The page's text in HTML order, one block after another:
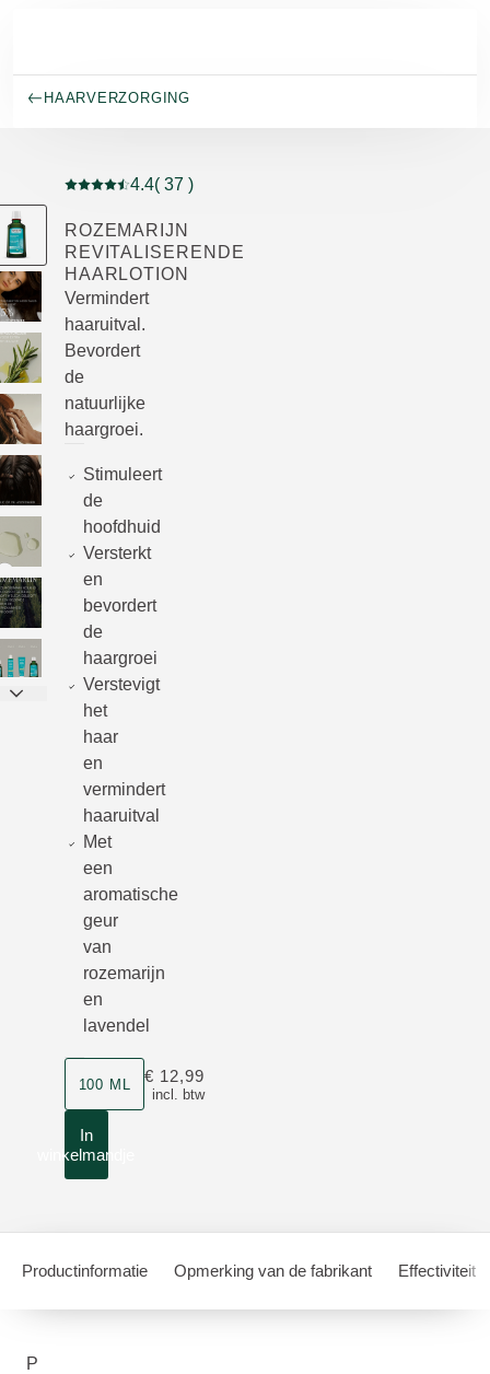
HAARVERZORGING
Beoordeling: 4.4 van 5 beoordeeld door 37 personen
4.4( 37 )
ROZEMARIJN
REVITALISERENDE
HAARLOTION
Vermindert
haaruitval.
Bevordert
de
natuurlijke
haargroei.
Stimuleert
de
hoofdhuid
Versterkt
en
bevordert
de
haargroei
Verstevigt
het
haar
en
vermindert
haaruitval
Met
een
aromatische
geur
van
rozemarijn
en
lavendel
100 ML
incl. btw
€ 12,99
In
winkelmandje
Productinformatie Opmerking van de fabrikant Effectiviteit
P